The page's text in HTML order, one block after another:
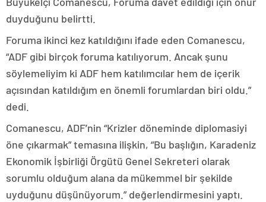
duyduğunu belirtti.
Foruma ikinci kez katıldığını ifade eden Comanescu,
“ADF gibi birçok foruma katılıyorum. Ancak şunu
söylemeliyim ki ADF hem katılımcılar hem de içerik
açısından katıldığım en önemli forumlardan biri oldu.”
dedi.
Comanescu, ADF’nin “Krizler döneminde diplomasiyi
öne çıkarmak” temasına ilişkin, “Bu başlığın, Karadeniz
Ekonomik İşbirliği Örgütü Genel Sekreteri olarak
sorumlu olduğum alana da mükemmel bir şekilde
uyduğunu düşünüyorum.” değerlendirmesini yaptı.